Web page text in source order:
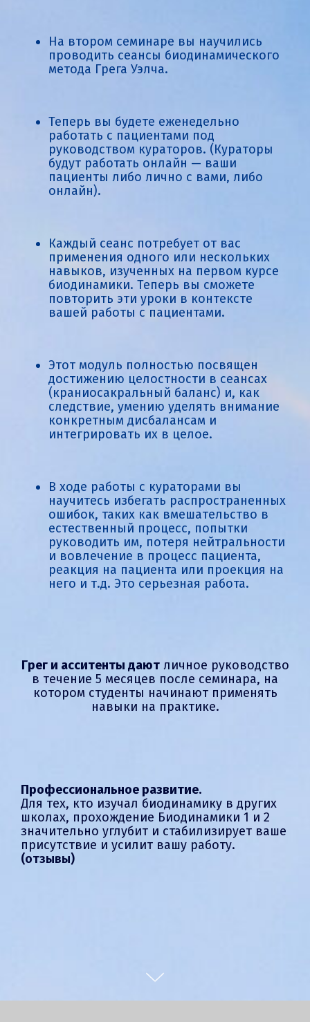
На втором семинаре вы научились
проводить сеансы биодинамического
метода Грега Уэлча.
Теперь вы будете еженедельно
работать с пациентами под
руководством кураторов. (Кураторы
будут работать онлайн — ваши
пациенты либо лично с вами, либо
онлайн).
Каждый сеанс потребует от вас
применения одного или нескольких
навыков, изученных на первом курсе
биодинамики. Теперь вы сможете
повторить эти уроки в контексте
вашей работы с пациентами.
Этот модуль полностью посвящен
достижению целостности в сеансах
(краниосакральный баланс) и, как
следствие, умению уделять внимание
конкретным дисбалансам и
интегрировать их в целое.
В ходе работы с кураторами вы
научитесь избегать распространенных
ошибок, таких как вмешательство в
естественный процесс, попытки
руководить им, потеря нейтральности
и вовлечение в процесс пациента,
реакция на пациента или проекция на
него и т.д. Это серьезная работа.
Грег и асситенты даютличное руководство
в течение 5 месяцев после семинара, на
котором студенты начинают применять
навыки на практике.
Профессиональное развитие.
Для тех, кто изучал биодинамику в других
школах, прохождение Биодинамики 1 и 2
значительно углубит и стабилизирует ваше
присутствие и усилит вашу работу.
(отзывы)